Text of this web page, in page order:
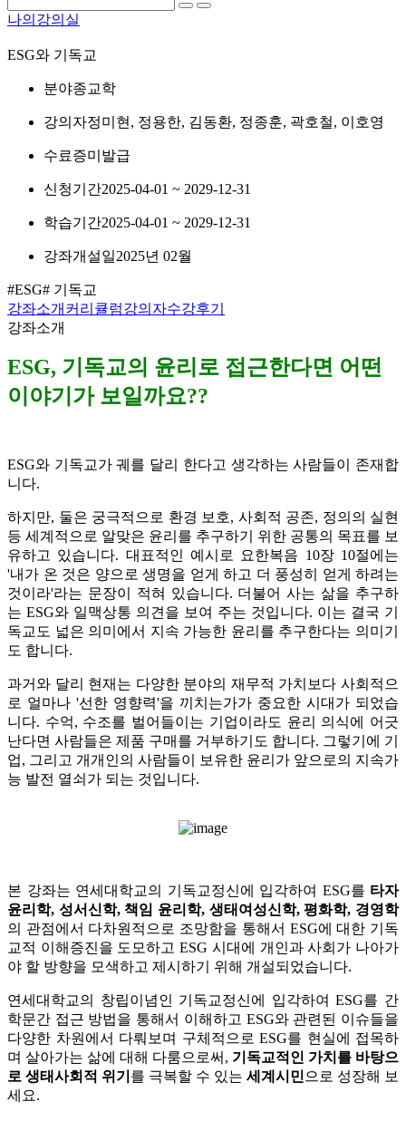
나의강의실
ESG와 기독교
분야종교학
강의자정미현, 정용한, 김동환, 정종훈, 곽호철, 이호영
수료증미발급
신청기간2025-04-01 ~ 2029-12-31
학습기간2025-04-01 ~ 2029-12-31
강좌개설일2025년 02월
#ESG# 기독교
강좌소개 커리큘럼강의자수강후기
강좌소개
ESG, 기독교의 윤리로 접근한다면 어떤
이야기가 보일까요??
ESG와 기독교가 궤를 달리 한다고 생각하는 사람들이 존재합
니다.
하지만, 둘은 궁극적으로 환경 보호, 사회적 공존, 정의의 실현
등 세계적으로 알맞은 윤리를 추구하기 위한 공통의 목표를 보
유하고 있습니다. 대표적인 예시로 요한복음 10장 10절에는
'내가 온 것은 양으로 생명을 얻게 하고 더 풍성히 얻게 하려는
것이라'라는 문장이 적혀 있습니다. 더불어 사는 삶을 추구하
는 ESG와 일맥상통 의견을 보여 주는 것입니다. 이는 결국 기
독교도 넓은 의미에서 지속 가능한 윤리를 추구한다는 의미기
도 합니다.
과거와 달리 현재는 다양한 분야의 재무적 가치보다 사회적으
로 얼마나 '선한 영향력'을 끼치는가가 중요한 시대가 되었습
니다. 수억, 수조를 벌어들이는 기업이라도 윤리 의식에 어긋
난다면 사람들은 제품 구매를 거부하기도 합니다. 그렇기에 기
업, 그리고 개개인의 사람들이 보유한 윤리가 앞으로의 지속가
능 발전 열쇠가 되는 것입니다.
본 강좌는 연세대학교의 기독교정신에 입각하여 ESG를 타자
윤리학, 성서신학, 책임 윤리학, 생태여성신학, 평화학, 경영학
의 관점에서 다차원적으로 조망함을 통해서 ESG에 대한 기독
교적 이해증진을 도모하고 ESG 시대에 개인과 사회가 나아가
야 할 방향을 모색하고 제시하기 위해 개설되었습니다.
연세대학교의 창립이념인 기독교정신에 입각하여 ESG를 간
학문간 접근 방법을 통해서 이해하고 ESG와 관련된 이슈들을
다양한 차원에서 다뤄보며 구체적으로 ESG를 현실에 접목하
며 살아가는 삶에 대해 다룸으로써, 기독교적인 가치를 바탕으
로 생태사회적 위기 를 극복할 수 있는 세계시민 으로 성장해 보
세요.